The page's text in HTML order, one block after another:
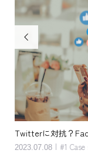

リースの...
,PR